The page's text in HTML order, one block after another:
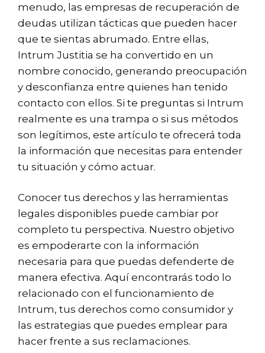
menudo, las empresas de recuperación de
deudas utilizan tácticas que pueden hacer
que te sientas abrumado. Entre ellas,
Intrum Justitia se ha convertido en un
nombre conocido, generando preocupación
y desconfianza entre quienes han tenido
contacto con ellos. Si te preguntas si Intrum
realmente es una trampa o si sus métodos
son legítimos, este artículo te ofrecerá toda
la información que necesitas para entender
tu situación y cómo actuar.
Conocer tus derechos y las herramientas
legales disponibles puede cambiar por
completo tu perspectiva. Nuestro objetivo
es empoderarte con la información
necesaria para que puedas defenderte de
manera efectiva. Aquí encontrarás todo lo
relacionado con el funcionamiento de
Intrum, tus derechos como consumidor y
las estrategias que puedes emplear para
hacer frente a sus reclamaciones.